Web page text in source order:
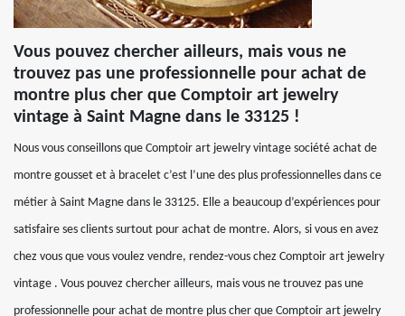
Vous pouvez chercher ailleurs, mais vous ne
trouvez pas une professionnelle pour achat de
montre plus cher que Comptoir art jewelry
vintage à Saint Magne dans le 33125 !
Nous vous conseillons que Comptoir art jewelry vintage société achat de
montre gousset et à bracelet c’est l’une des plus professionnelles dans ce
métier à Saint Magne dans le 33125. Elle a beaucoup d’expériences pour
satisfaire ses clients surtout pour achat de montre. Alors, si vous en avez
chez vous que vous voulez vendre, rendez-vous chez Comptoir art jewelry
vintage . Vous pouvez chercher ailleurs, mais vous ne trouvez pas une
professionnelle pour achat de montre plus cher que Comptoir art jewelry